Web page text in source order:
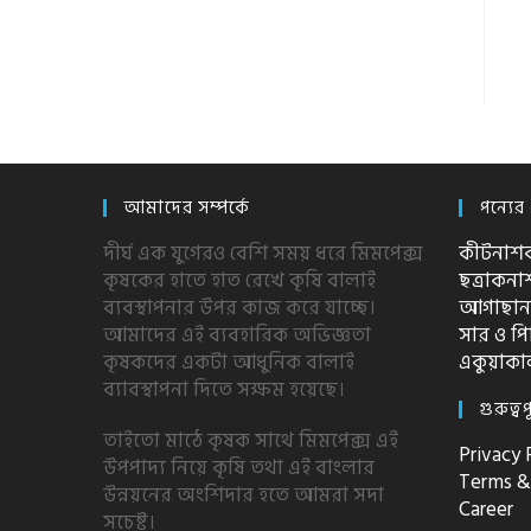
আমাদের সম্পর্কে
দীর্ঘ এক যুগেরও বেশি সময় ধরে মিমপেক্স
কৃষকের হাতে হাত রেখে কৃষি বালাই
ব্যবস্থাপনার উপর কাজ করে যাচ্ছে।
আমাদের এই ব্যবহারিক অভিজ্ঞতা
কৃষকদের একটা আধুনিক বালাই
ব্যাবস্থাপনা দিতে সক্ষম হয়েছে।
তাইতো মাঠে কৃষক সাথে মিমপেক্স এই
উপপাদ্য নিয়ে কৃষি তথা এই বাংলার
উন্নয়নের অংশিদার হতে আমরা সদা
সচেষ্ট।
পন্যের
সার ও
Privacy
Terms
Career